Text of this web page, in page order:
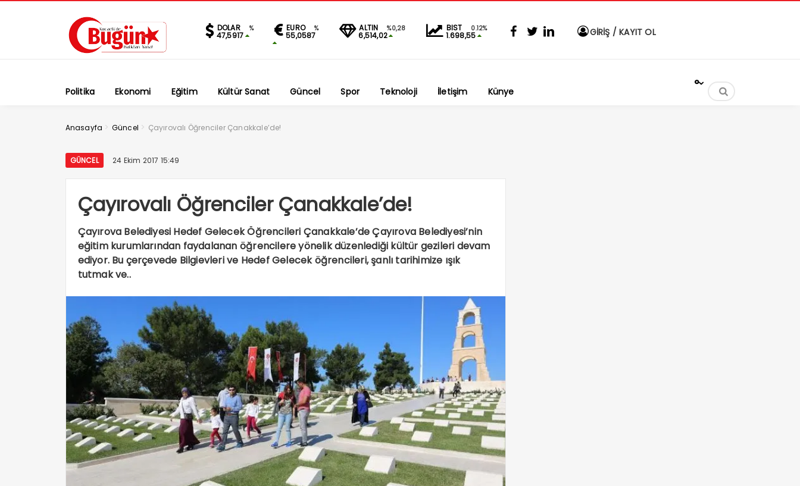
DOLAR %
47,5917
EURO %
55,0587
ALTIN %0,28
6,514,02
BIST 0.12%
1.698,55 GİRİŞ / KAYIT OL
Politika Ekonomi Eğitim Kültür Sanat Güncel Spor Teknoloji İletişim Künye
°
Anasayfa > Güncel > Çayırovalı Öğrenciler Çanakkale’de!
GÜNCEL 24 Ekim 2017 15:49
Çayırovalı Öğrenciler Çanakkale’de!
Çayırova Belediyesi Hedef Gelecek Öğrencileri Çanakkale’de Çayırova Belediyesi’nin
eğitim kurumlarından faydalanan öğrencilere yönelik düzenlediği kültür gezileri devam
ediyor. Bu çerçevede Bilgievleri ve Hedef Gelecek öğrencileri, şanlı tarihimize ışık
tutmak ve..